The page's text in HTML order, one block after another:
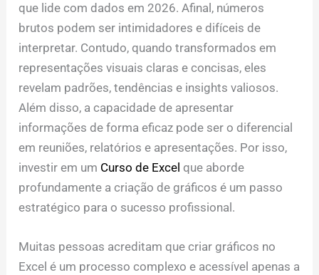
que lide com dados em 2026. Afinal, números
brutos podem ser intimidadores e difíceis de
interpretar. Contudo, quando transformados em
representações visuais claras e concisas, eles
revelam padrões, tendências e insights valiosos.
Além disso, a capacidade de apresentar
informações de forma eficaz pode ser o diferencial
em reuniões, relatórios e apresentações. Por isso,
investir em um Curso de Excel que aborde
profundamente a criação de gráficos é um passo
estratégico para o sucesso profissional.
Muitas pessoas acreditam que criar gráficos no
Excel é um processo complexo e acessível apenas a